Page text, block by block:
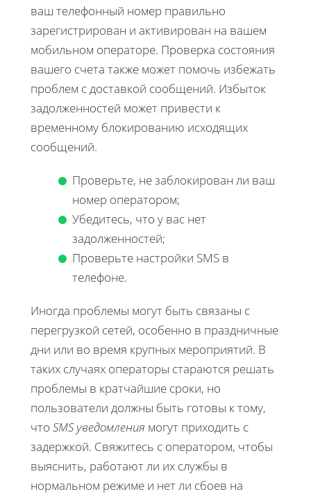
ваш телефонный номер правильно
зарегистрирован и активирован на вашем
мобильном операторе. Проверка состояния
вашего счета также может помочь избежать
проблем с доставкой сообщений. Избыток
задолженностей может привести к
временному блокированию исходящих
сообщений.
Проверьте, не заблокирован ли ваш
номер оператором;
Убедитесь, что у вас нет
задолженностей;
Проверьте настройки SMS в
телефоне.
Иногда проблемы могут быть связаны с
перегрузкой сетей, особенно в праздничные
дни или во время крупных мероприятий. В
таких случаях операторы стараются решать
проблемы в кратчайшие сроки, но
пользователи должны быть готовы к тому,
что SMS уведомления могут приходить с
задержкой. Свяжитесь с оператором, чтобы
выяснить, работают ли их службы в
нормальном режиме и нет ли сбоев на